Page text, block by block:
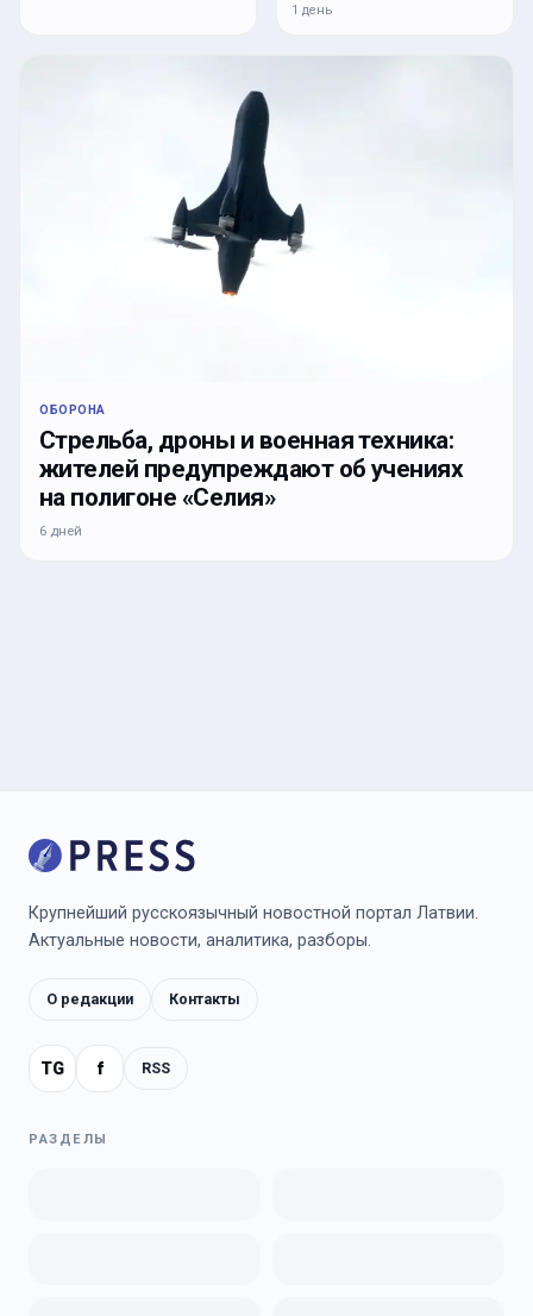
1 день
ОБОРОНА
Стрельба, дроны и военная техника:
жителей предупреждают об учениях
на полигоне «Селия»
6 дней
Крупнейший русскоязычный новостной портал Латвии.
Актуальные новости, аналитика, разборы.
О редакции Контакты
TG f RSS
РАЗДЕЛЫ